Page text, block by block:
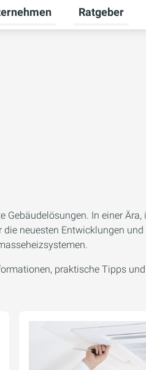
umschalten
für Karriere umschalten
Untermenü für
Ratgeber
In einer
neuesten Entwicklungen
praktische Tipps